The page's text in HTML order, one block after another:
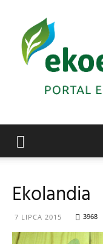
Ekolandia
7 LIPCA 2015 3968